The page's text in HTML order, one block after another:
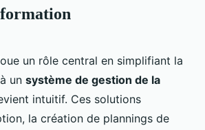
formation
un rôle central en simplifiant la
un système de gestion de la
intuitif. Ces solutions
la création de plannings de